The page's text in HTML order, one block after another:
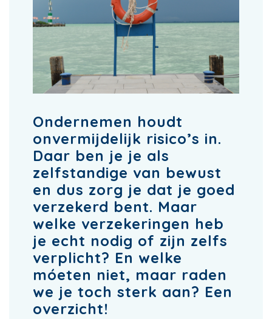
Ondernemen houdt
onvermijdelijk risico’s in.
Daar ben je je als
zelfstandige van bewust
en dus zorg je dat je goed
verzekerd bent. Maar
welke verzekeringen heb
je echt nodig of zijn zelfs
verplicht? En welke
móeten niet, maar raden
we je toch sterk aan? Een
overzicht!